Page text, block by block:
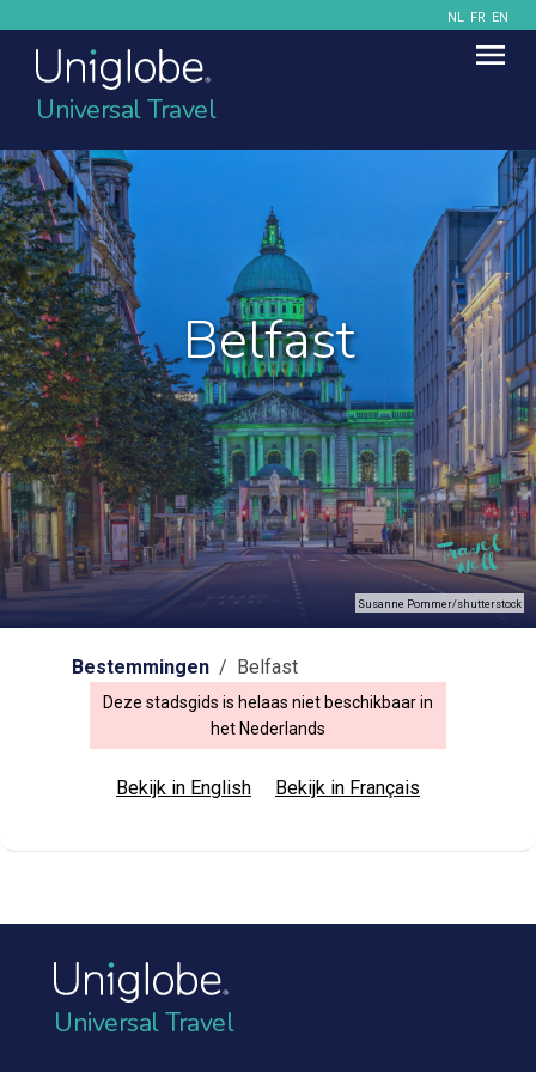
NL FR EN
Universal Travel
Belfast
Susanne Pommer/shutterstock
Bestemmingen / Belfast
Deze stadsgids is helaas niet beschikbaar in
het Nederlands
Bekijk in English Bekijk in Français
Universal Travel